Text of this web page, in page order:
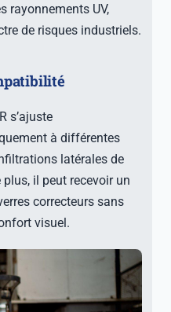
rayonnements UV,
de risques industriels.
s’ajuste
à différentes
latérales de
il peut recevoir un
correcteurs sans
visuel.